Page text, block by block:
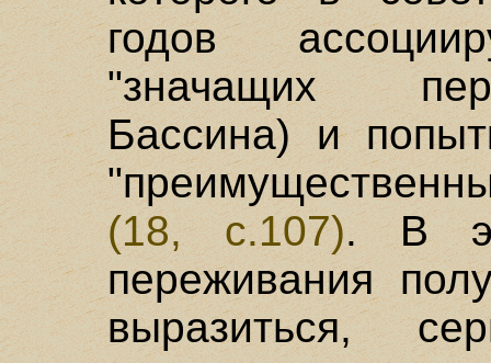
годов
"значащих
Бассина) и
(18, с.107). В
переживания
выразиться,